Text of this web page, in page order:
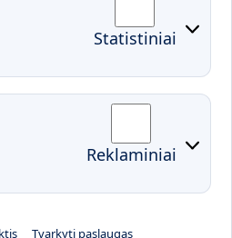
Statistiniai
Reklaminiai
Tvarkyti paslaugas